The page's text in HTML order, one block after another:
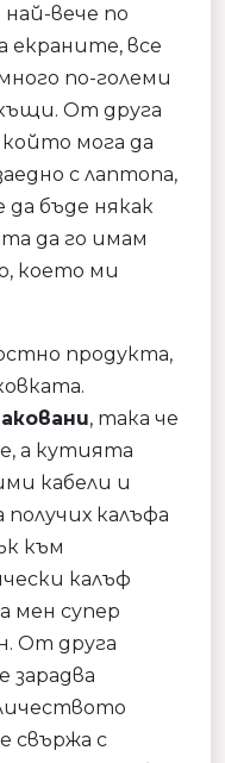
вече по
екраните, все
по-големи
От друга
мога да
с лаптопа,
да бъде някак
да го имам
което ми
продукта,
, така че
а кутията
кабели и
калъфа
към
калъф
мен супер
От друга
зарадва
свържа с